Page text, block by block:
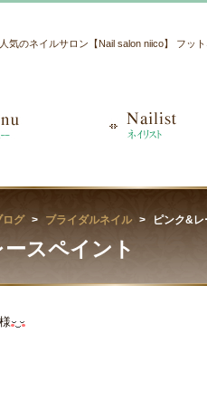
気のネイルサロン【Nail salon niico】 フッ
ログ ブライダルネイル ピン
&レースペ